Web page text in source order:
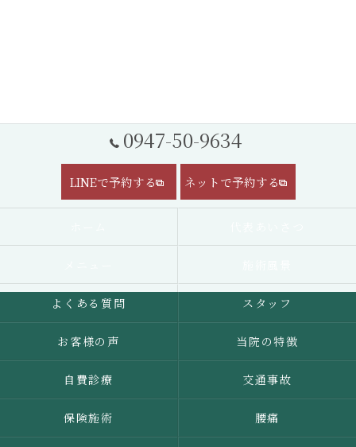
0947-50-9634
LINEで予約する ネットで予約する
よくある質問 スタッフ
お客様の声 当院の特徴
自費診療 交通事故
保険施術 腰痛